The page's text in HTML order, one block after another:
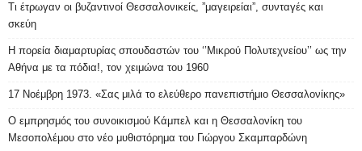
Τι έτρωγαν οι βυζαντινοί Θεσσαλονικείς, ”μαγειρείαι”, συνταγές και
σκεύη
Η πορεία διαμαρτυρίας σπουδαστών του ‘’Μικρού Πολυτεχνείου’’ ως την
Αθήνα με τα πόδια!, τον χειμώνα του 1960
17 Νοέμβρη 1973. «Σας μιλά το ελεύθερο πανεπιστήμιο Θεσσαλονίκης»
Ο εμπρησμός του συνοικισμού Κάμπελ και η Θεσσαλονίκη του
Μεσοπολέμου στο νέο μυθιστόρημα του Γιώργου Σκαμπαρδώνη